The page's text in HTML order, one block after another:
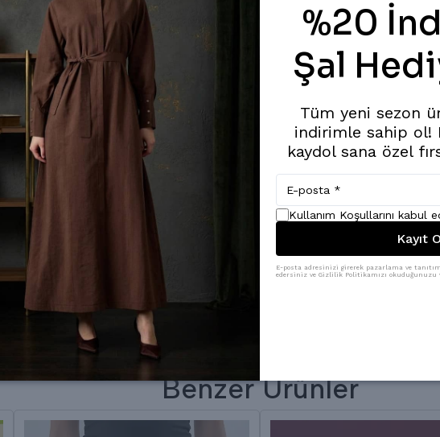
Benzer Ürünler
%20
Şal
Tüm yeni sezon
indirimle sahip ol!
kaydol sana özel
Kullanım Koşullarını kabul
Kayıt
E-posta adresinizi girerek pazarlama ve
edersiniz ve Gizlilik Politikamızı okuduğunuzu